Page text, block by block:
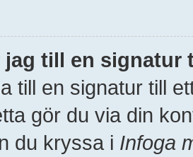
jag till en
till en signatur till
gör du via din
du kryssa i Infoga